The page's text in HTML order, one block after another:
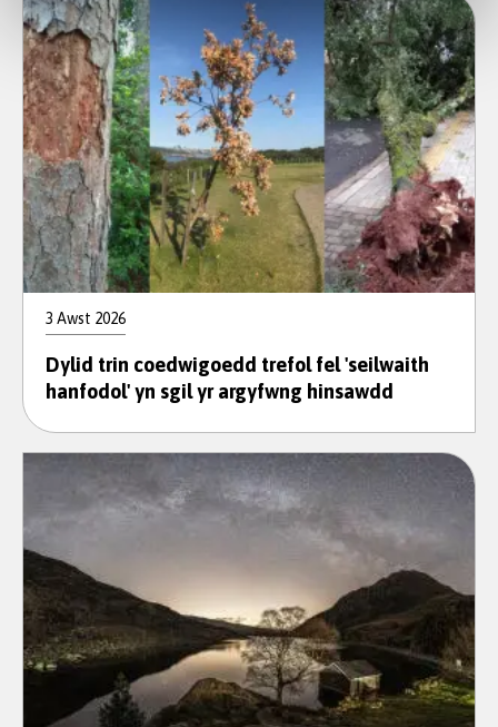
3 Awst 2026
Dylid trin coedwigoedd trefol fel 'seilwaith
hanfodol' yn sgil yr argyfwng hinsawdd